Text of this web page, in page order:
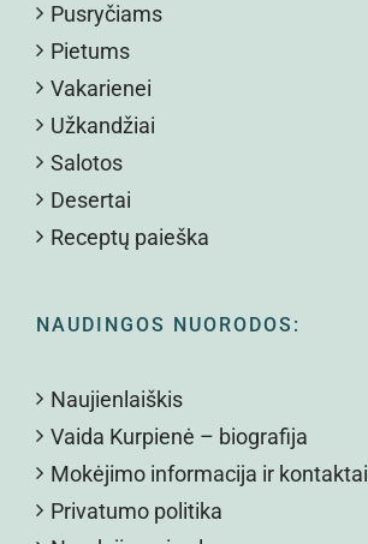
Pusryčiams
Pietums
Vakarienei
Užkandžiai
Salotos
Desertai
Receptų paieška
NAUDINGOS NUORODOS:
Naujienlaiškis
Vaida Kurpienė – biografija
Mokėjimo informacija ir kontaktai
Privatumo politika